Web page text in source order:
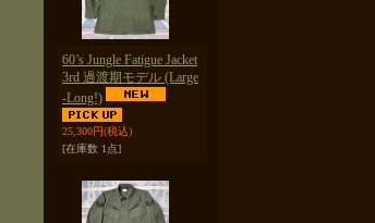
60’s Jungle Fatigue Jacket
3rd 過渡期モデル (Large
-Long!)
25,300円(税込)
[在庫数 1点]